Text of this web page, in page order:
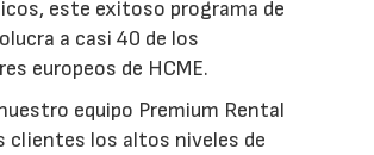
este exitoso programa de
a casi 40 de los
europeos de HCME.
equipo Premium Rental
clientes los altos niveles de